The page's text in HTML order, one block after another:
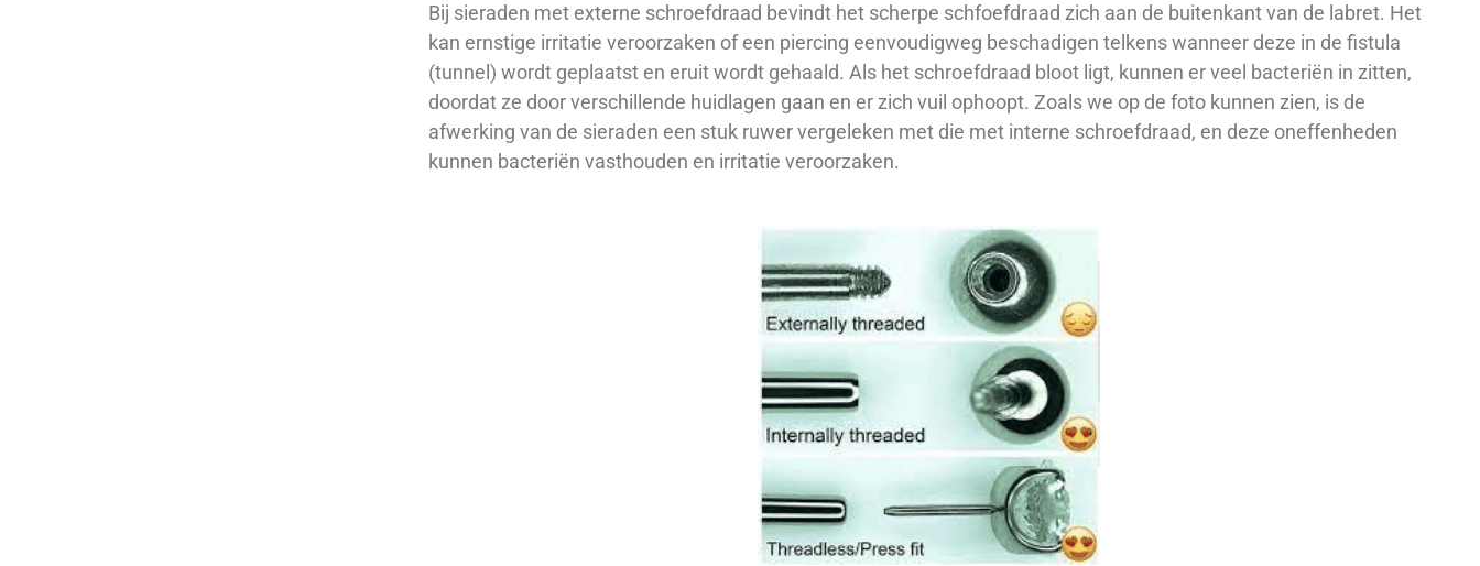
Bij sieraden met externe schroefdraad bevindt het scherpe schfoefdraad zich aan de buitenkant van de labret. Het
kan ernstige irritatie veroorzaken of een piercing eenvoudigweg beschadigen telkens wanneer deze in de fistula
(tunnel) wordt geplaatst en eruit wordt gehaald. Als het schroefdraad bloot ligt, kunnen er veel bacteriën in zitten,
doordat ze door verschillende huidlagen gaan en er zich vuil ophoopt. Zoals we op de foto kunnen zien, is de
afwerking van de sieraden een stuk ruwer vergeleken met die met interne schroefdraad, en deze oneffenheden
kunnen bacteriën vasthouden en irritatie veroorzaken.